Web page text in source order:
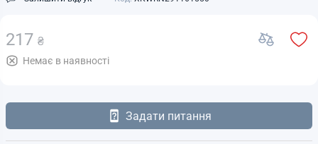
217 ₴
Немає в наявності
Задати питання